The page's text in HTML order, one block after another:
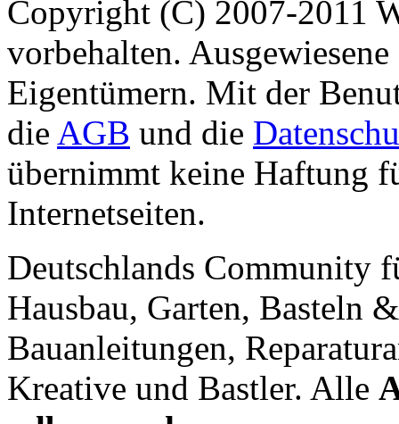
Copyright (C) 2007-2011
vorbehalten.
Eigentümern. Mit der
die AGB und die
übernimmt keine Haftung
Internetseiten.
Deutschlands Community
Hausbau, Garten, Basteln
Bauanleitungen,
Kreative und Bastler. Alle